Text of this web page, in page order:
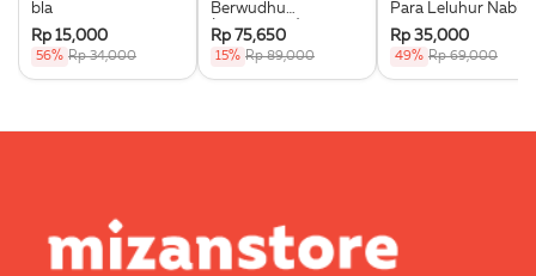
bla
Rp 15,000
56% Rp 34,000
Berwudhu
(Boardbook)
Rp 75,650
15% Rp 89,000
Para Leluhur Nabi
Muhammad Saw.
Rp 35,000
49% Rp 69,000